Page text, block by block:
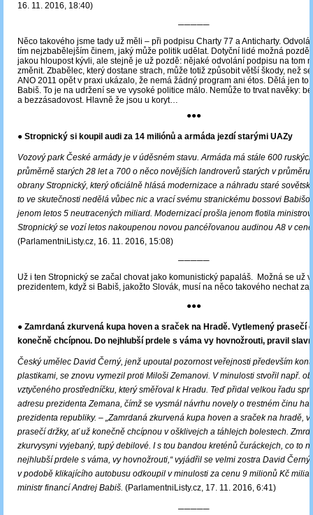
16. 11. 2016, 18:40)
─────
Něco takového jsme tady už měli – při podpisu Charty 77 a Anticharty.
tím nejzbabělejším činem, jaký může politik udělat. Dotyční lidé možná pozdě
jakou hloupost kývli, ale stejně je už pozdě: nějaké odvolání podpisu na tom
změnit. Zbabělec, který dostane strach, může totiž způsobit větší škody, než
ANO 2011 opět v praxi ukázalo, že nemá žádný program ani étos. Dělá jen to,
Babiš. To je na udržení se ve vysoké politice málo. Nemůže to trvat navěky:
a bezzásadovost. Hlavně že jsou u koryt…
●●●
● Stropnický si koupil audi za 14 miliónů a armáda jezdí starými UAZy
Vozový park České armády je v úděsném stavu. Armáda má stále 600
průměrně starých 28 let a 700 o něco novějších landroverů starých v průměru
obrany Stropnický, který oficiálně hlásá modernizace a náhradu staré
to ve skutečnosti nedělá vůbec nic a vrací svému stranickému bossovi
jenom letos 5 neutracených miliard. Modernizací prošla jenom flotila
Stropnický se vozí letos nakoupenou novou pancéřovanou audinou A8 v
(ParlamentniListy.cz, 16. 11. 2016, 15:08)
─────
Už i ten Stropnický se začal chovat jako komunistický papaláš. Možná se už
prezidentem, když si Babiš, jakožto Slovák, musí na něco takového nechat
●●●
● Zamrdaná zkurvená kupa hoven a sraček na Hradě. Vytlemený prasečí
konečně chcípnou. Do nejhlubší prdele s váma vy hovnožrouti, pravil
Český umělec David Černý, jenž upoutal pozornost veřejnosti především
plastikami, se znovu vymezil proti Miloši Zemanovi. V minulosti stvořil např.
vztyčeného prostředníčku, který směřoval k Hradu. Teď přidal velkou řadu
adresu prezidenta Zemana, čímž se vysmál návrhu novely o trestném činu
prezidenta republiky. ‒ „Zamrdaná zkurvená kupa hoven a sraček na hradě,
prasečí držky, ať už konečně chcípnou v ošklivejch a táhlejch bolestech.
zkurvysyni vyjebaný, tupý debilové. I s tou bandou kreténů čuráckejch, co to
nejhlubší prdele s váma, vy hovnožrouti,“ vyjádřil se velmi zostra David
v podobě klikajícího autobusu odkoupil v minulosti za cenu 9 milionů Kč
ministr financí Andrej Babiš. (ParlamentniListy.cz, 17. 11. 2016, 6:41)
─────